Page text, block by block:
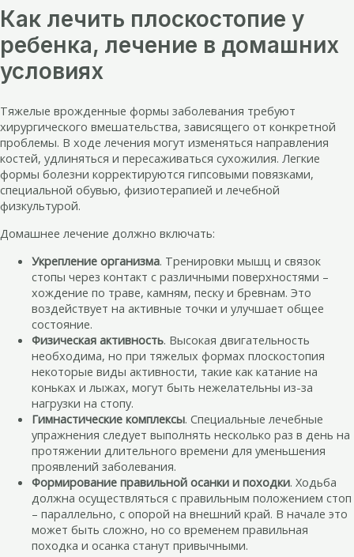
Как лечить плоскостопие у
ребенка, лечение в домашних
условиях
Тяжелые врожденные формы заболевания требуют
хирургического вмешательства, зависящего от конкретной
проблемы. В ходе лечения могут изменяться направления
костей, удлиняться и пересаживаться сухожилия. Легкие
формы болезни корректируются гипсовыми повязками,
специальной обувью, физиотерапией и лечебной
физкультурой.
Домашнее лечение должно включать:
Укрепление организма. Тренировки мышц и связок
стопы через контакт с различными поверхностями –
хождение по траве, камням, песку и бревнам. Это
воздействует на активные точки и улучшает общее
состояние.
Физическая активность. Высокая двигательность
необходима, но при тяжелых формах плоскостопия
некоторые виды активности, такие как катание на
коньках и лыжах, могут быть нежелательны из-за
нагрузки на стопу.
Гимнастические комплексы. Специальные лечебные
упражнения следует выполнять несколько раз в день на
протяжении длительного времени для уменьшения
проявлений заболевания.
Формирование правильной осанки и походки. Ходьба
должна осуществляться с правильным положением стоп
– параллельно, с опорой на внешний край. В начале это
может быть сложно, но со временем правильная
походка и осанка станут привычными.